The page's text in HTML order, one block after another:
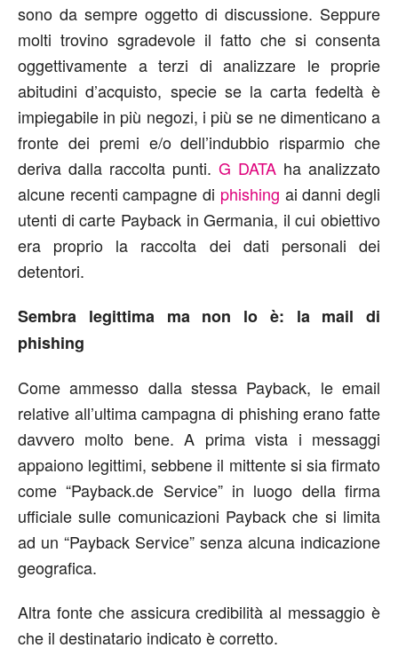
sono da sempre oggetto di discussione. Seppure
molti trovino sgradevole il fatto che si consenta
oggettivamente a terzi di analizzare le proprie
abitudini d’acquisto, specie se la carta fedeltà è
impiegabile in più negozi, i più se ne dimenticano a
fronte dei premi e/o dell’indubbio risparmio che
deriva dalla raccolta punti. G DATA ha analizzato
alcune recenti campagne di phishing ai danni degli
utenti di carte Payback in Germania, il cui obiettivo
era proprio la raccolta dei dati personali dei
detentori.
Sembra legittima ma non lo è: la mail di
phishing
Come ammesso dalla stessa Payback, le email
relative all’ultima campagna di phishing erano fatte
davvero molto bene. A prima vista i messaggi
appaiono legittimi, sebbene il mittente si sia firmato
come “Payback.de Service” in luogo della firma
ufficiale sulle comunicazioni Payback che si limita
ad un “Payback Service” senza alcuna indicazione
geografica.
Altra fonte che assicura credibilità al messaggio è
che il destinatario indicato è corretto.